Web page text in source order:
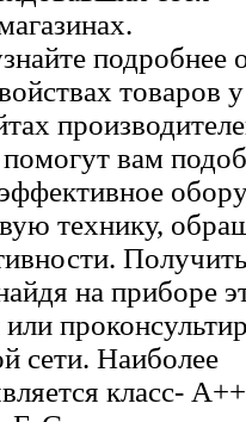
подробнее
товаров
вам
технику,
на приборе
сети. Наиболее
класс-